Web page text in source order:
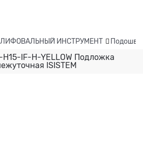
ИНСТРУМЕНТ
H15-IF-H-YELLOW Подложка
ISISTEM